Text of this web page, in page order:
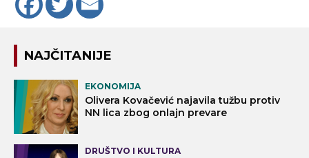
NAJČITANIJE
EKONOMIJA
Olivera Kovačević najavila tužbu protiv
NN lica zbog onlajn prevare
DRUŠTVO I KULTURA